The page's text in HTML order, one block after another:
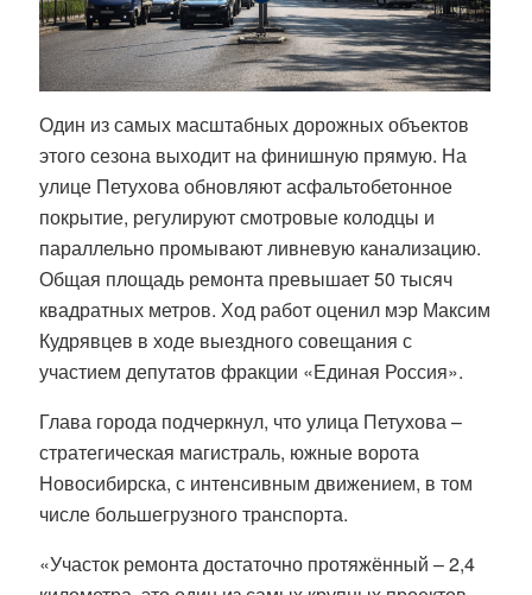
Один из самых масштабных дорожных объектов
этого сезона выходит на финишную прямую. На
улице Петухова обновляют асфальтобетонное
покрытие, регулируют смотровые колодцы и
параллельно промывают ливневую канализацию.
Общая площадь ремонта превышает 50 тысяч
квадратных метров. Ход работ оценил мэр Максим
Кудрявцев в ходе выездного совещания с
участием депутатов фракции «Единая Россия».
Глава города подчеркнул, что улица Петухова –
стратегическая магистраль, южные ворота
Новосибирска, с интенсивным движением, в том
числе большегрузного транспорта.
«Участок ремонта достаточно протяжённый – 2,4